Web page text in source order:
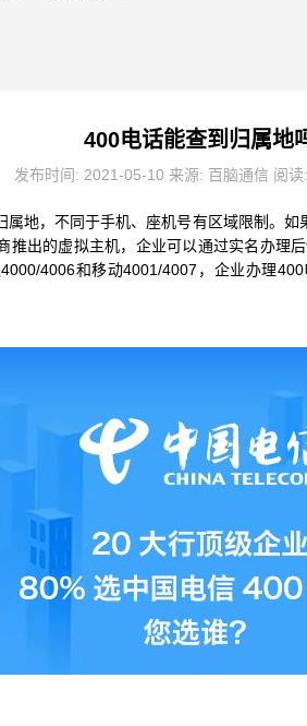
400电话能查到归属地
发布时间: 2021-05-10 来源: 百脑通信 阅
属地，不同于手机、座机号有区域限制。
推出的虚拟主机，企业可以通过实名办理
4006和移动4001/4007，企业办理